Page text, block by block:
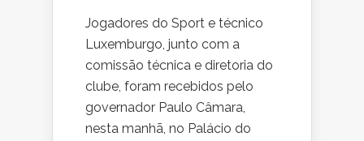
Jogadores do Sport e técnico
Luxemburgo, junto com a
comissão técnica e diretoria do
clube, foram recebidos pelo
governador Paulo Câmara,
nesta manhã, no Palácio do